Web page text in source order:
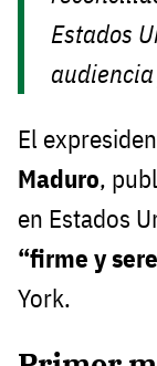
Estados
El
Maduro,
en Estados
“firme y
York.